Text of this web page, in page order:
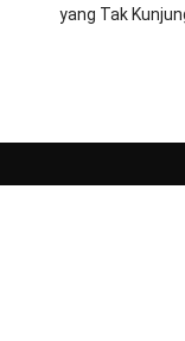
yang Tak